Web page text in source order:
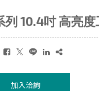
列 10.4吋 高亮
加入洽詢